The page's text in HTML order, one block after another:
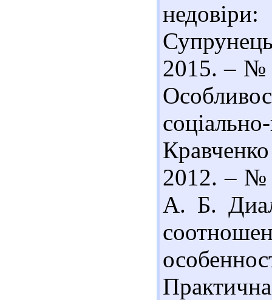
2015. – №
2012. – №
А. Б.